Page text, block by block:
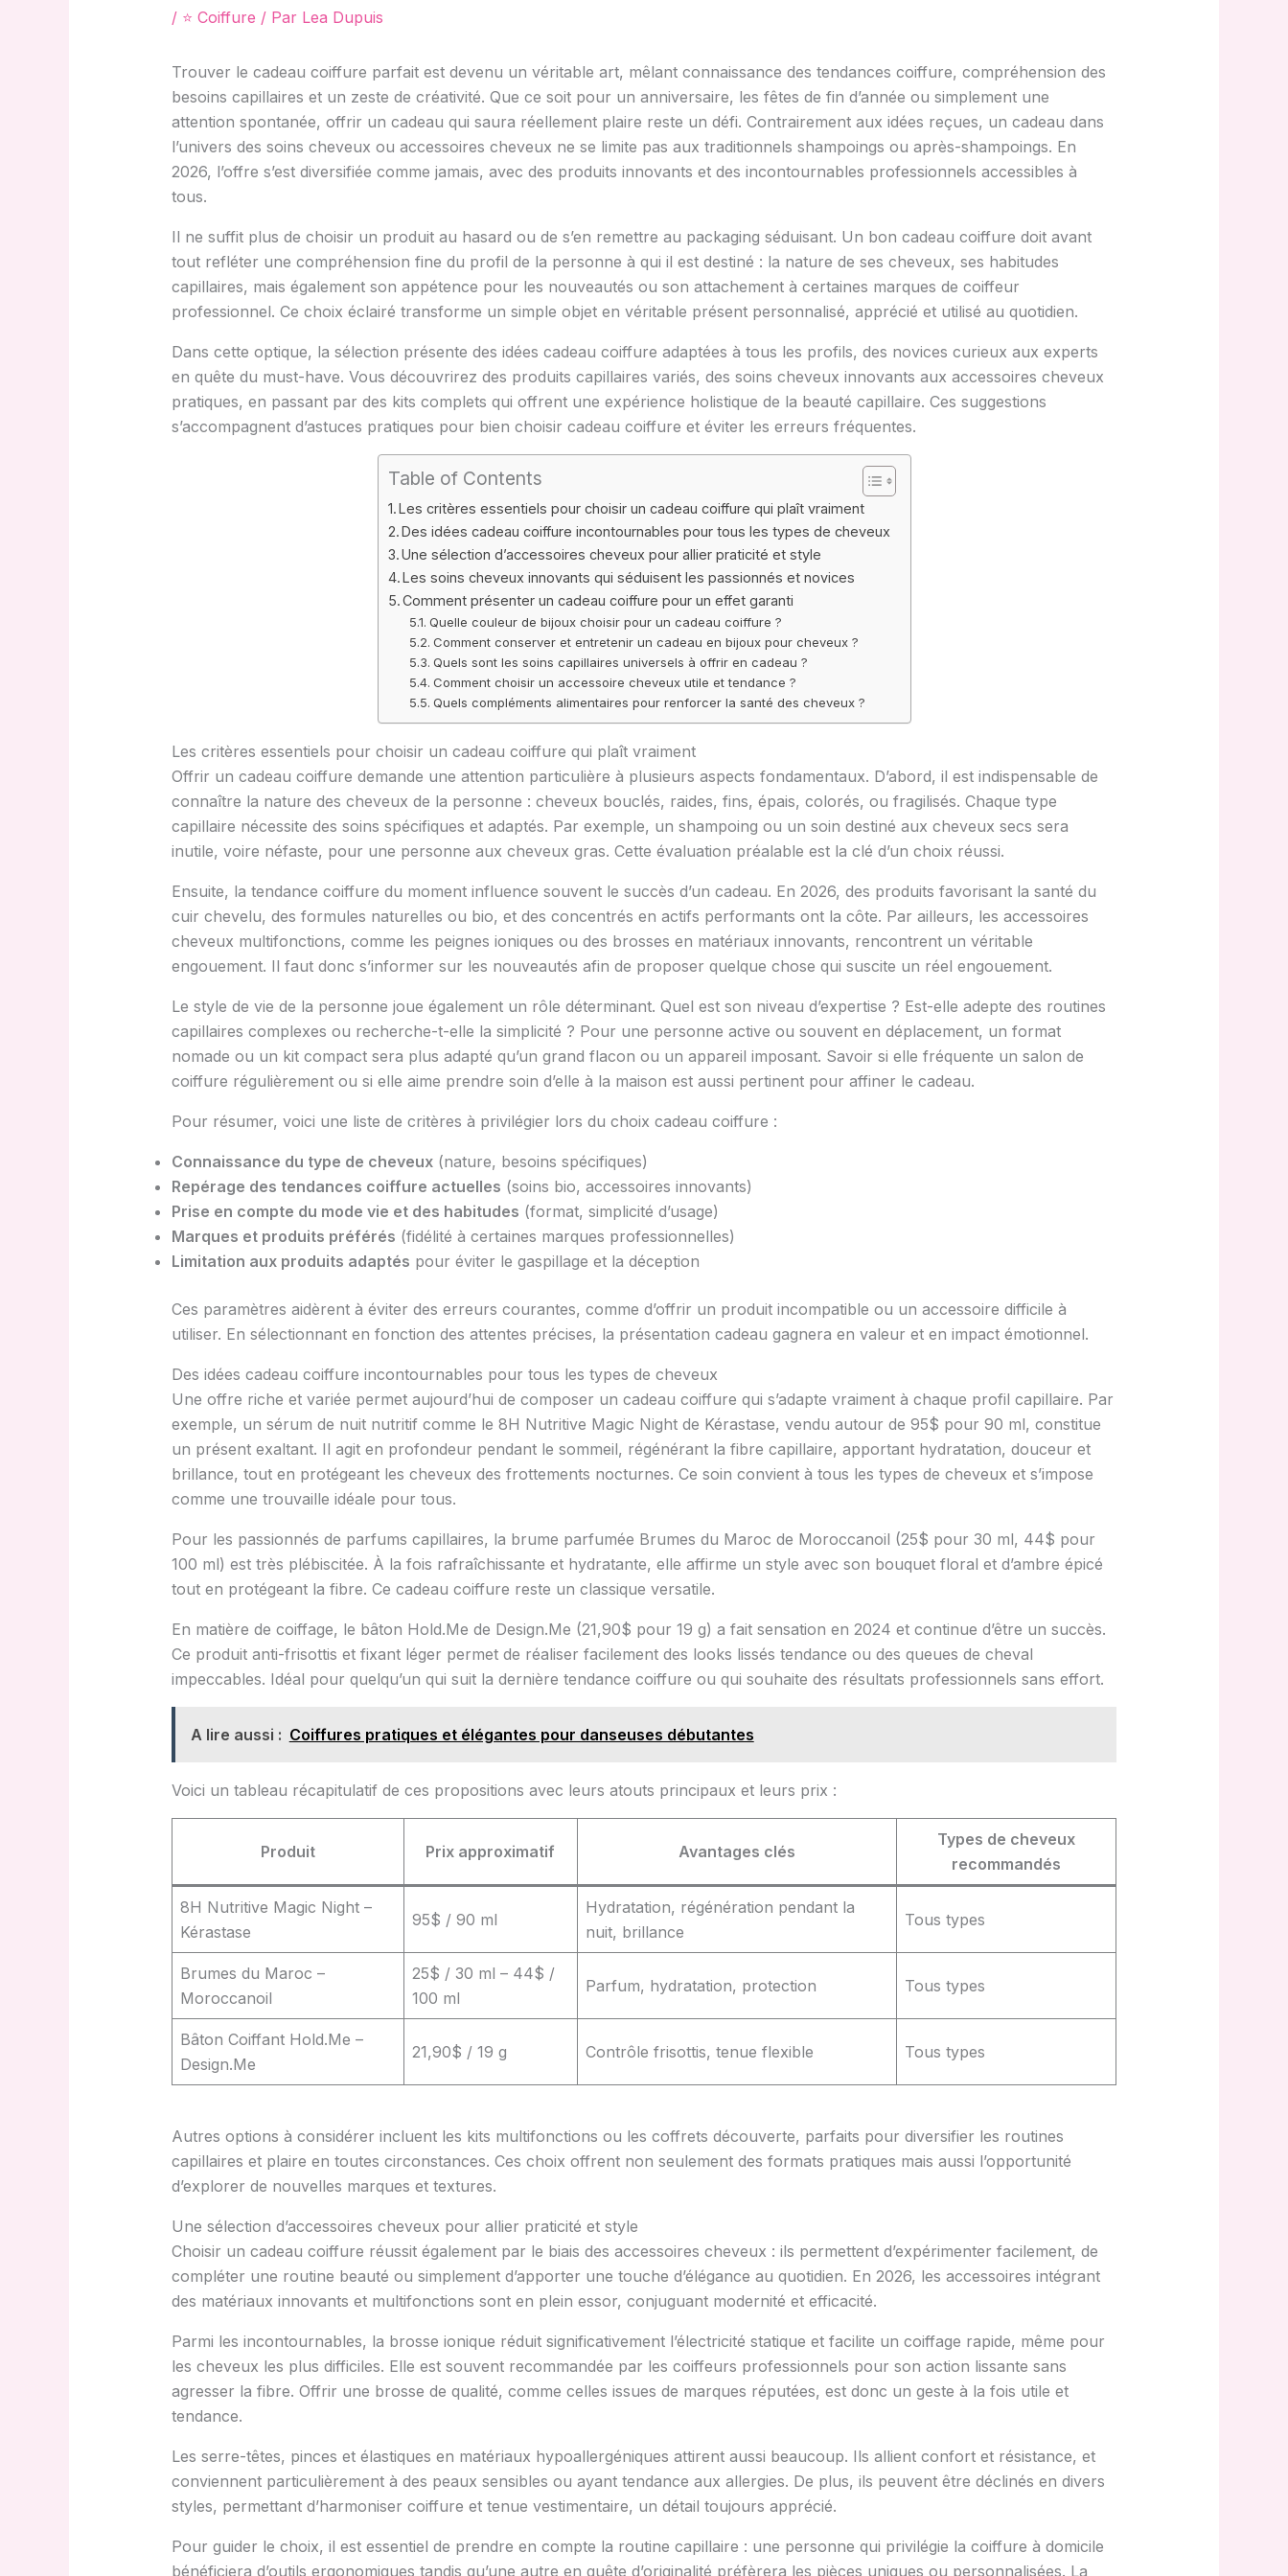
/ ⭐ Coiffure / Par Lea Dupuis
Trouver le cadeau coiffure parfait est devenu un véritable art, mêlant connaissance des tendances coiffure, compréhension des
besoins capillaires et un zeste de créativité. Que ce soit pour un anniversaire, les fêtes de fin d’année ou simplement une
attention spontanée, offrir un cadeau qui saura réellement plaire reste un défi. Contrairement aux idées reçues, un cadeau dans
l’univers des soins cheveux ou accessoires cheveux ne se limite pas aux traditionnels shampoings ou après-shampoings. En
2026, l’offre s’est diversifiée comme jamais, avec des produits innovants et des incontournables professionnels accessibles à
tous.
Il ne suffit plus de choisir un produit au hasard ou de s’en remettre au packaging séduisant. Un bon cadeau coiffure doit avant
tout refléter une compréhension fine du profil de la personne à qui il est destiné : la nature de ses cheveux, ses habitudes
capillaires, mais également son appétence pour les nouveautés ou son attachement à certaines marques de coiffeur
professionnel. Ce choix éclairé transforme un simple objet en véritable présent personnalisé, apprécié et utilisé au quotidien.
Dans cette optique, la sélection présente des idées cadeau coiffure adaptées à tous les profils, des novices curieux aux experts
en quête du must-have. Vous découvrirez des produits capillaires variés, des soins cheveux innovants aux accessoires cheveux
pratiques, en passant par des kits complets qui offrent une expérience holistique de la beauté capillaire. Ces suggestions
s’accompagnent d’astuces pratiques pour bien choisir cadeau coiffure et éviter les erreurs fréquentes.
Table of Contents
Les critères essentiels pour choisir un cadeau coiffure qui plaît vraiment
Des idées cadeau coiffure incontournables pour tous les types de cheveux
Une sélection d’accessoires cheveux pour allier praticité et style
Les soins cheveux innovants qui séduisent les passionnés et novices
Comment présenter un cadeau coiffure pour un effet garanti
Quelle couleur de bijoux choisir pour un cadeau coiffure ?
Comment conserver et entretenir un cadeau en bijoux pour cheveux ?
Quels sont les soins capillaires universels à offrir en cadeau ?
Comment choisir un accessoire cheveux utile et tendance ?
Quels compléments alimentaires pour renforcer la santé des cheveux ?
Les critères essentiels pour choisir un cadeau coiffure qui plaît vraiment
Offrir un cadeau coiffure demande une attention particulière à plusieurs aspects fondamentaux. D’abord, il est indispensable de
connaître la nature des cheveux de la personne : cheveux bouclés, raides, fins, épais, colorés, ou fragilisés. Chaque type
capillaire nécessite des soins spécifiques et adaptés. Par exemple, un shampoing ou un soin destiné aux cheveux secs sera
inutile, voire néfaste, pour une personne aux cheveux gras. Cette évaluation préalable est la clé d’un choix réussi.
Ensuite, la tendance coiffure du moment influence souvent le succès d’un cadeau. En 2026, des produits favorisant la santé du
cuir chevelu, des formules naturelles ou bio, et des concentrés en actifs performants ont la côte. Par ailleurs, les accessoires
cheveux multifonctions, comme les peignes ioniques ou des brosses en matériaux innovants, rencontrent un véritable
engouement. Il faut donc s’informer sur les nouveautés afin de proposer quelque chose qui suscite un réel engouement.
Le style de vie de la personne joue également un rôle déterminant. Quel est son niveau d’expertise ? Est-elle adepte des routines
capillaires complexes ou recherche-t-elle la simplicité ? Pour une personne active ou souvent en déplacement, un format
nomade ou un kit compact sera plus adapté qu’un grand flacon ou un appareil imposant. Savoir si elle fréquente un salon de
coiffure régulièrement ou si elle aime prendre soin d’elle à la maison est aussi pertinent pour affiner le cadeau.
Pour résumer, voici une liste de critères à privilégier lors du choix cadeau coiffure :
Connaissance du type de cheveux(nature, besoins spécifiques)
Repérage des tendances coiffure actuelles (soins bio, accessoires innovants)
Prise en compte du mode vie et des habitudes (format, simplicité d’usage)
Marques et produits préférés (fidélité à certaines marques professionnelles)
Limitation aux produits adaptés pour éviter le gaspillage et la déception
Ces paramètres aidèrent à éviter des erreurs courantes, comme d’offrir un produit incompatible ou un accessoire difficile à
utiliser. En sélectionnant en fonction des attentes précises, la présentation cadeau gagnera en valeur et en impact émotionnel.
Des idées cadeau coiffure incontournables pour tous les types de cheveux
Une offre riche et variée permet aujourd’hui de composer un cadeau coiffure qui s’adapte vraiment à chaque profil capillaire. Par
exemple, un sérum de nuit nutritif comme le 8H Nutritive Magic Night de Kérastase, vendu autour de 95$ pour 90 ml, constitue
un présent exaltant. Il agit en profondeur pendant le sommeil, régénérant la fibre capillaire, apportant hydratation, douceur et
brillance, tout en protégeant les cheveux des frottements nocturnes. Ce soin convient à tous les types de cheveux et s’impose
comme une trouvaille idéale pour tous.
Pour les passionnés de parfums capillaires, la brume parfumée Brumes du Maroc de Moroccanoil (25$ pour 30 ml, 44$ pour
100 ml) est très plébiscitée. À la fois rafraîchissante et hydratante, elle affirme un style avec son bouquet floral et d’ambre épicé
tout en protégeant la fibre. Ce cadeau coiffure reste un classique versatile.
En matière de coiffage, le bâton Hold.Me de Design.Me (21,90$ pour 19 g) a fait sensation en 2024 et continue d’être un succès.
Ce produit anti-frisottis et fixant léger permet de réaliser facilement des looks lissés tendance ou des queues de cheval
impeccables. Idéal pour quelqu’un qui suit la dernière tendance coiffure ou qui souhaite des résultats professionnels sans effort.
A lire aussi : Coiffures pratiques et élégantes pour danseuses débutantes
Voici un tableau récapitulatif de ces propositions avec leurs atouts principaux et leurs prix :
Produit Prix approximatif Avantages clés
Types de cheveux
recommandés
8H Nutritive Magic Night –
Kérastase
95$ / 90 ml
Hydratation, régénération pendant la
nuit, brillance
Tous types
Brumes du Maroc –
Moroccanoil
25$ / 30 ml – 44$ /
100 ml
Parfum, hydratation, protection Tous types
Bâton Coiffant Hold.Me –
Design.Me
21,90$ / 19 g Contrôle frisottis, tenue flexible Tous types
Autres options à considérer incluent les kits multifonctions ou les coffrets découverte, parfaits pour diversifier les routines
capillaires et plaire en toutes circonstances. Ces choix offrent non seulement des formats pratiques mais aussi l’opportunité
d’explorer de nouvelles marques et textures.
Une sélection d’accessoires cheveux pour allier praticité et style
Choisir un cadeau coiffure réussit également par le biais des accessoires cheveux : ils permettent d’expérimenter facilement, de
compléter une routine beauté ou simplement d’apporter une touche d’élégance au quotidien. En 2026, les accessoires intégrant
des matériaux innovants et multifonctions sont en plein essor, conjuguant modernité et efficacité.
Parmi les incontournables, la brosse ionique réduit significativement l’électricité statique et facilite un coiffage rapide, même pour
les cheveux les plus difficiles. Elle est souvent recommandée par les coiffeurs professionnels pour son action lissante sans
agresser la fibre. Offrir une brosse de qualité, comme celles issues de marques réputées, est donc un geste à la fois utile et
tendance.
Les serre-têtes, pinces et élastiques en matériaux hypoallergéniques attirent aussi beaucoup. Ils allient confort et résistance, et
conviennent particulièrement à des peaux sensibles ou ayant tendance aux allergies. De plus, ils peuvent être déclinés en divers
styles, permettant d’harmoniser coiffure et tenue vestimentaire, un détail toujours apprécié.
Pour guider le choix, il est essentiel de prendre en compte la routine capillaire : une personne qui privilégie la coiffure à domicile
bénéficiera d’outils ergonomiques tandis qu’une autre en quête d’originalité préfèrera les pièces uniques ou personnalisées. La